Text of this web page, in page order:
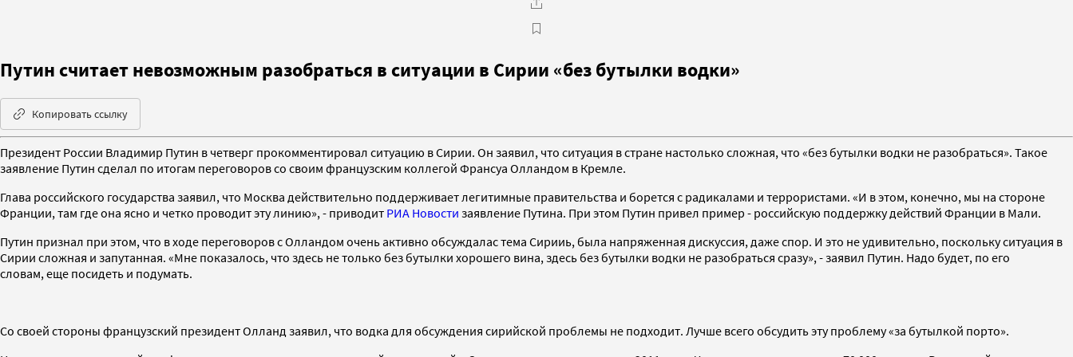
Путин считает невозможным разобраться в ситуации в Сирии «без бутылки водки»
Копировать ссылку
Президент России Владимир Путин в четверг прокомментировал ситуацию в Сирии. Он заявил, что ситуация в стране настолько сложная, что «без бутылки водки не разобраться». Такое
заявление Путин сделал по итогам переговоров со своим французским коллегой Франсуа Олландом в Кремле.
Глава российского государства заявил, что Москва действительно поддерживает легитимные правительства и борется с радикалами и террористами. «И в этом, конечно, мы на стороне
Франции, там где она ясно и четко проводит эту линию», - приводит РИА Новости заявление Путина. При этом Путин привел пример - российскую поддержку действий Франции в Мали.
Путин признал при этом, что в ходе переговоров с Олландом очень активно обсуждалас тема Сирииь, была напряженная дискуссия, даже спор. И это не удивительно, поскольку ситуация в
Сирии сложная и запутанная. «Мне показалось, что здесь не только без бутылки хорошего вина, здесь без бутылки водки не разобраться сразу», - заявил Путин. Надо будет, по его
словам, еще посидеть и подумать.
Со своей стороны французский президент Олланд заявил, что водка для обсуждения сирийской проблемы не подходит. Лучше всего обсудить эту проблему «за бутылкой порто».